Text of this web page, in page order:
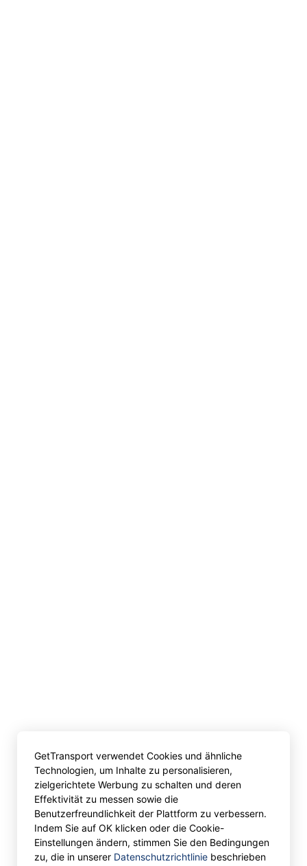
GetTransport verwendet Cookies und ähnliche
Technologien, um Inhalte zu personalisieren,
zielgerichtete Werbung zu schalten und deren
Effektivität zu messen sowie die
Benutzerfreundlichkeit der Plattform zu verbessern.
Indem Sie auf OK klicken oder die Cookie-
Einstellungen ändern, stimmen Sie den Bedingungen
zu, die in unserer Datenschutzrichtlinie beschrieben